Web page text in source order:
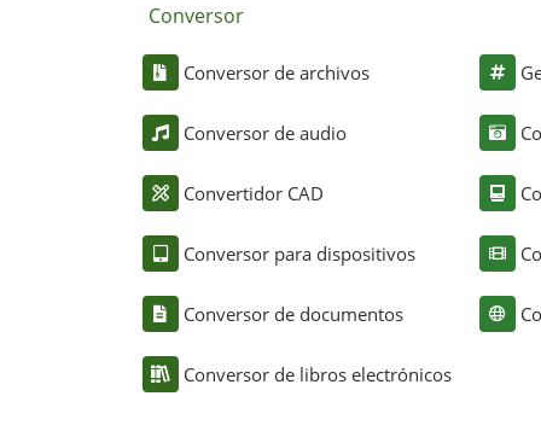
Conversor
Conversor de archivos
Conversor de audio
Convertidor CAD
Conversor para dispositivos
Conversor de documentos
Conversor de libros electrónicos